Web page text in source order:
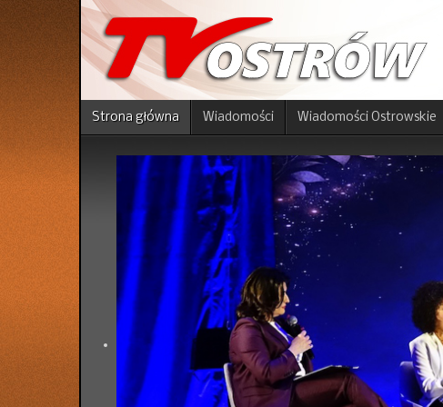
Strona główna Wiadomości Wiadomości Ostrowskie